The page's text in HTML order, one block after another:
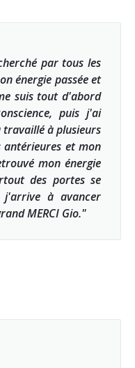
par tous les
énergie passée et
suis tout d'abord
puis j'ai
travaillé à plusieurs
antérieures et mon
mon énergie
des portes se
à avancer
MERCI Gio."